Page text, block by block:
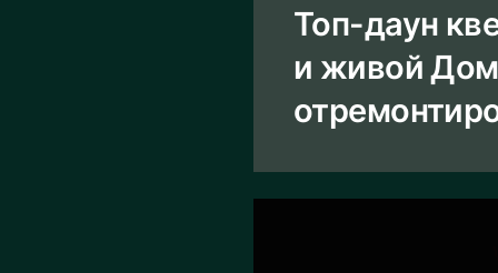
Топ-даун
и живой